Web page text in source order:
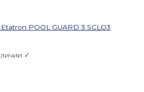
POOL GUARD 3 SCLO3
✓